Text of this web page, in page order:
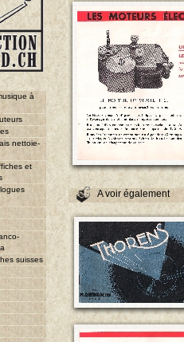
à
nettoie-
et
suisses
A voir également